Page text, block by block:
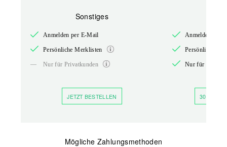
Sonstiges
Anmelden per E-Mail
Persönliche Merklisten
— Nur für Privatkunden
JETZT BESTELLEN
Anmelden per
Persönliche
Nur für
30 TAGE
Mögliche Zahlungsmethoden